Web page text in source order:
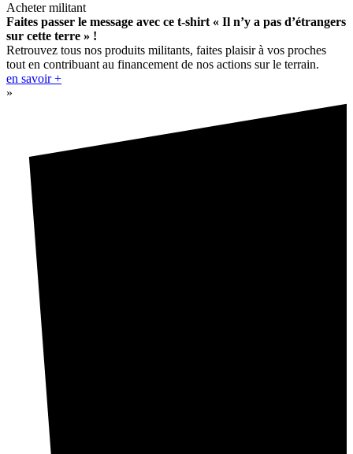
Acheter militant
Faites passer le message avec ce t-shirt « Il n’y a pas d’étrangers
sur cette terre » !
Retrouvez tous nos produits militants, faites plaisir à vos proches
tout en contribuant au financement de nos actions sur le terrain.
en savoir +
»